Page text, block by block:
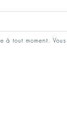
à tout moment.